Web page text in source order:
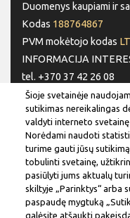
Duomenys kaupiami ir
Kodas 188764867
PVM mokėtojo kodas
INFORMACIJA
tel. +370 37 42 26 08
tel. +370 37 77 76 66
tel. +370 660 07000
el. p.info@kaunas.lt
SEKITE
Šioje svetainėje
sutikimas nereikalingas
valdyti interneto
Norėdami naudoti
turime gauti jūsų
tobulinti svetainę,
pasiūlyti jums aktualų
skiltyje „Parinktys“ arba
paspaudę mygtuką
galėsite atšaukti